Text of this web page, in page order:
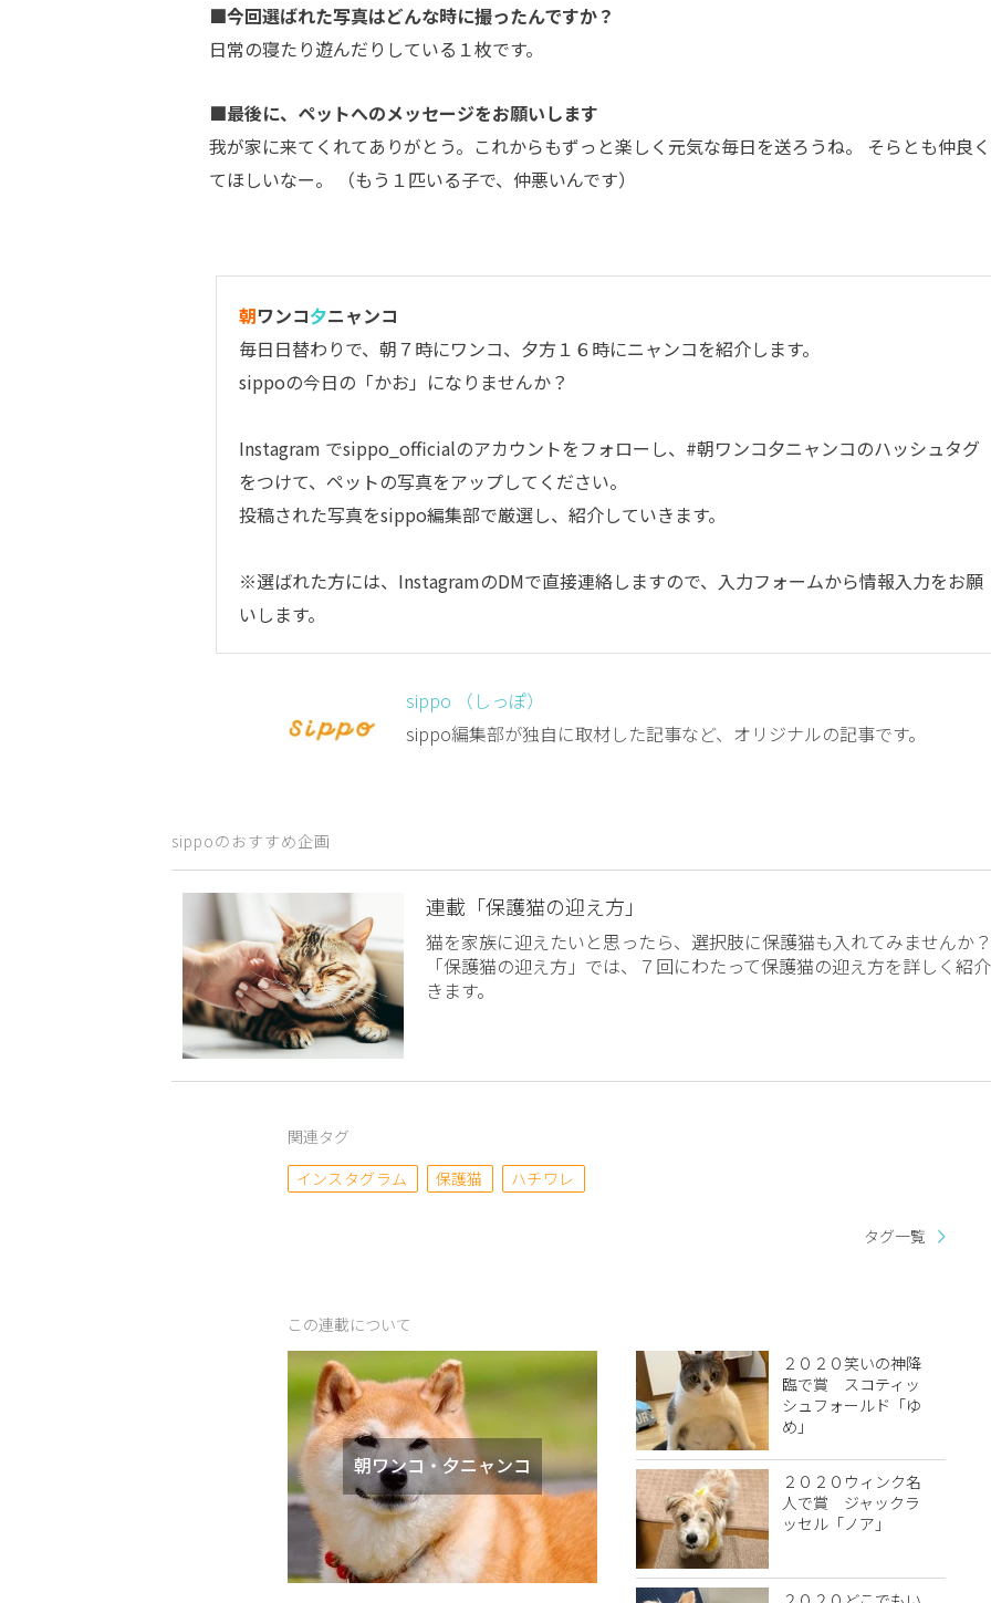
■今回選ばれた写真はどんな時に撮ったんですか？
日常の寝たり遊んだりしている１枚です。
■最後に、ペットへのメッセージをお願いします
我が家に来てくれてありがとう。これからもずっと楽しく元気な毎日を送ろうね。 そらとも仲良
てほしいなー。 （もう１匹いる子で、仲悪いんです）
朝ワンコ夕ニャンコ
毎日日替わりで、朝７時にワンコ、夕方１６時にニャンコを紹介します。
sippoの今日の「かお」になりませんか？
Instagram でsippo_officialのアカウントをフォローし、 #朝ワンコ夕ニャンコのハッシュタグ
をつけて、ペットの写真をアップしてください。
投稿された写真をsippo編集部で厳選し、紹介していきます。
※選ばれた方には、InstagramのDMで直接連絡しますので、入力フォームから情報入力をお願
いします。
sippo （しっぽ）
sippo編集部が独自に取材した記事など、オリジナルの記事です。
sippoのおすすめ企画
連載「保護猫の迎え方」
猫を家族に迎えたいと思ったら、選択肢に保護猫も入れてみませんか
「保護猫の迎え方」では、７回にわたって保護猫の迎え方を詳しく紹
きます。
関連タグ
インスタグラム
保護猫 ハチワレ
タグ一覧
この連載について
朝ワンコ・夕ニャンコ
２０２０笑いの神降
臨で賞 スコティッ
シュフォールド「ゆ
め」
２０２０ウィンク名
人で賞 ジャックラ
ッセル「ノア」